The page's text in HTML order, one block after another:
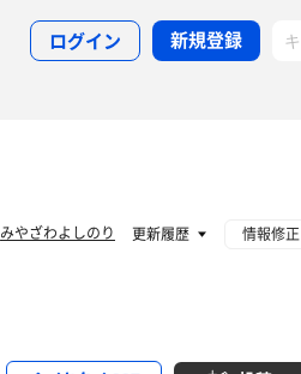
ログイン 新規登録
みやざわよしのり 更新履歴 情報修正